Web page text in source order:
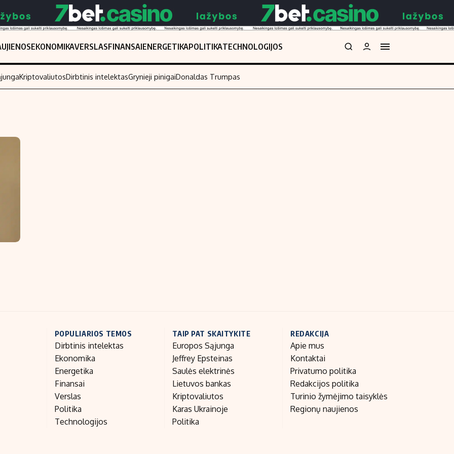
EKONOMIKAVERSLASFINANSAIENERGETIKAPOLITIKATECHNOLOGIJOS
KriptovaliutosDirbtinis intelektasGrynieji pinigaiDonaldas Trumpas
POPULIARIOS TEMOS
Dirbtinis intelektas
Ekonomika
Energetika
Finansai
Verslas
Politika
Technologijos
TAIP PAT SKAITYKITE
Europos Sąjunga
Jeffrey Epsteinas
Saulės elektrinės
Lietuvos bankas
Kriptovaliutos
Karas Ukrainoje
Politika
REDAKCIJA
Apie mus
Kontaktai
Privatumo politika
Redakcijos politika
Turinio žymėjimo taisyklės
Regionų naujienos